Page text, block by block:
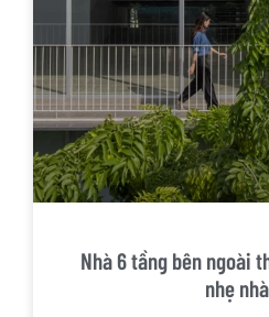
Nhà 6 tầng bên ngoài
nhẹ